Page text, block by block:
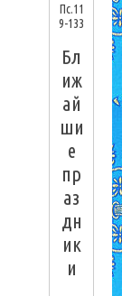
Пс.11
9-133
Бл
иж
ай
ши
е
пр
аз
дн
ик
и